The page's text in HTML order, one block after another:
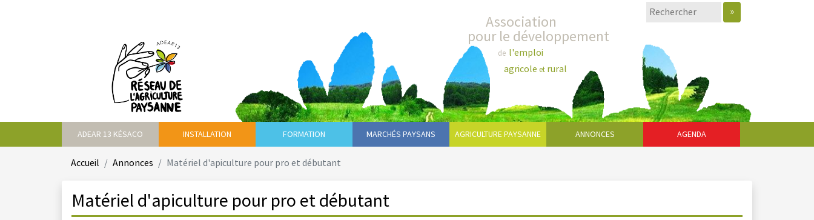
»
Association
pour le développement
de l'emploi
agricole etrural
ADEAR 13 KÉSACO INSTALLATION FORMATION MARCHÉS PAYSANS AGRICULTURE PAYSANNE ANNONCES AGENDA
Accueil Annonces Matériel d'apiculture pour pro et débutant
Matériel d'apiculture pour pro et débutant